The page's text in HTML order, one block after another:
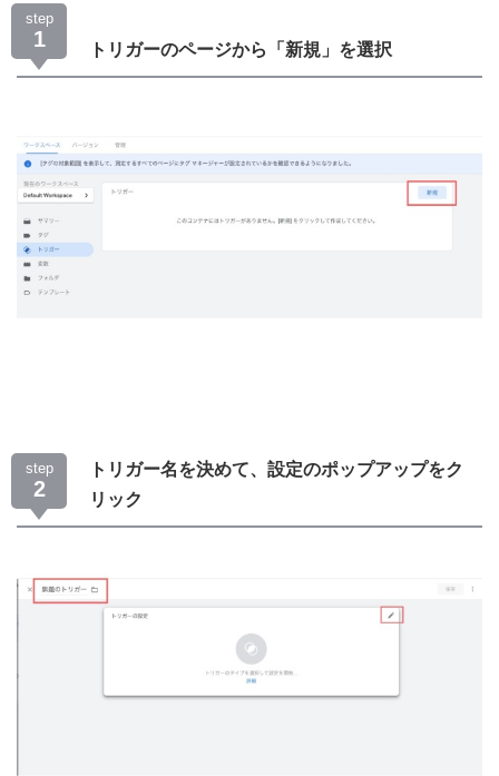
step
1 トリガーのページから「新規」を選択
step
2
トリガー名を決めて、設定のポップアップをク
リック